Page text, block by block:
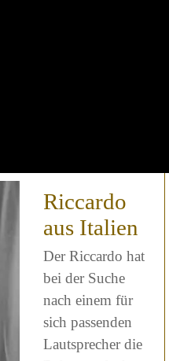
Riccardo
aus Italien
Der Riccardo hat
bei der Suche
nach einem für
sich passenden
Lautsprecher die